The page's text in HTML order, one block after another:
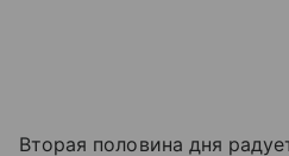
Вторая половина дня